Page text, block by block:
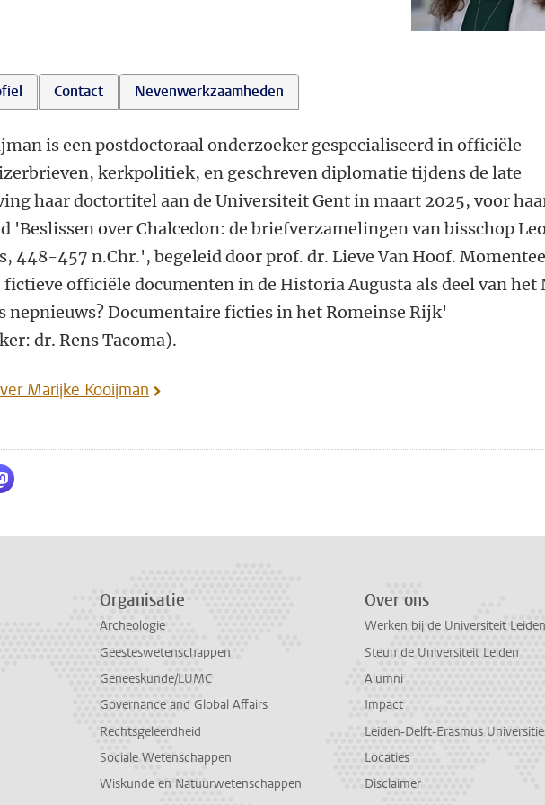
Contact Nevenwerkzaamheden
is een postdoctoraal onderzoeker gespecialiseerd in officiële
kerkpolitiek, en geschreven diplomatie tijdens de late
haar doctortitel aan de Universiteit Gent in maart 2025, voor
'Beslissen over Chalcedon: de briefverzamelingen van bisschop
448-457 n.Chr.', begeleid door prof. dr. Lieve Van Hoof.
officiële documenten in de Historia Augusta als deel van het
nepnieuws? Documentaire ficties in het Romeinse Rijk'
dr. Rens Tacoma).
Marijke Kooijman
LinkedIn
via WhatsApp
Delen via Mastodon
Organisatie
Archeologie
Geesteswetenschappen
Geneeskunde/LUMC
Governance and Global Affairs
Rechtsgeleerdheid
Sociale Wetenschappen
Wiskunde en Natuurwetenschappen
Over ons
Werken bij de Universiteit Leiden
Steun de Universiteit Leiden
Alumni
Impact
Leiden-Delft-Erasmus
Locaties
Disclaimer